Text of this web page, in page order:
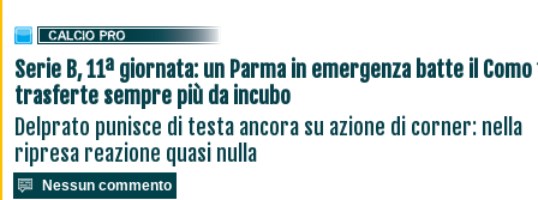
Serie B, 11ª giornata: un Parma in emergenza batte il Como
trasferte sempre più da incubo
Delprato punisce di testa ancora su azione di corner: nella
ripresa reazione quasi nulla
Nessun commento